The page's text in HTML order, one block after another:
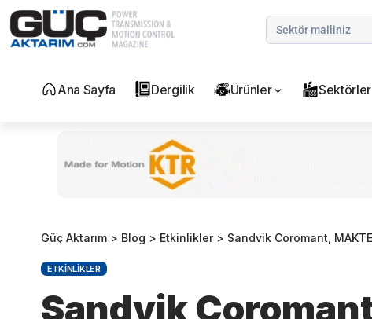
Ana Sayfa Dergilik Ürünler Sektörler
Güç Aktarım > Blog > Etkinlikler> Sandvik Coromant,
ETKINLIKLER
Sandvik